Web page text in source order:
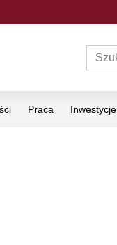
Praca Inwestycje